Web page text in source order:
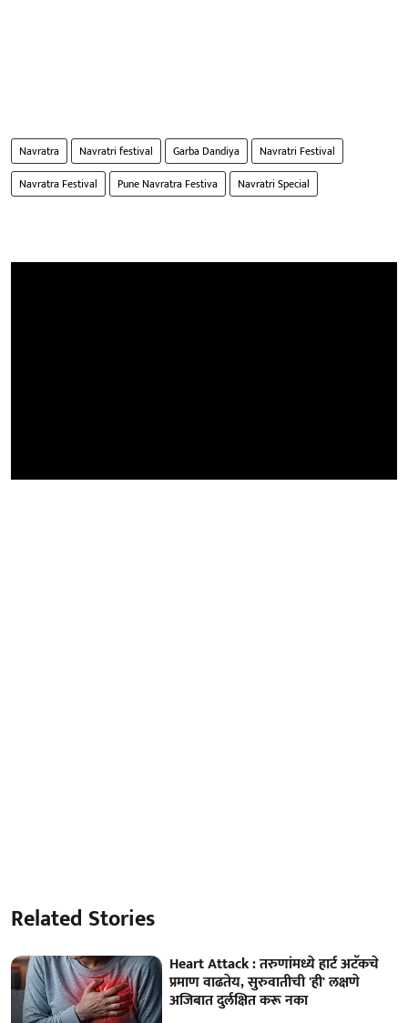
Navratra Navratri festival Garba Dandiya
Navratri Festival
Navratra Festival
Pune Navratra Festiva Navratri Special
Related Stories
Heart Attack : तरुणांमध्ये हार्ट अटॅकचे
प्रमाण वाढतेय, सुरुवातीची 'ही' लक्षणे
अजिबात दुर्लक्षित करू नका